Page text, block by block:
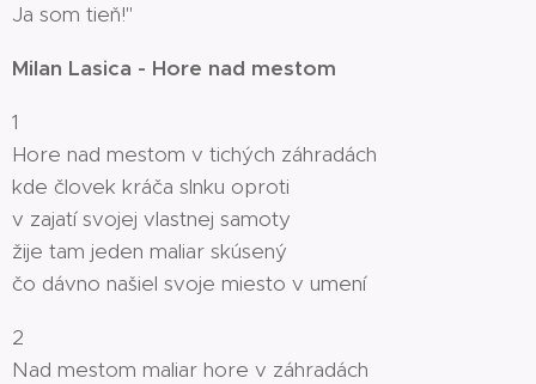
Ja som tieň!"
Milan Lasica - Hore nad mestom
1
Hore nad mestom v tichých záhradách
kde človek kráča slnku oproti
v zajatí svojej vlastnej samoty
žije tam jeden maliar skúsený
čo dávno našiel svoje miesto v umení
2
Nad mestom maliar hore v záhradách